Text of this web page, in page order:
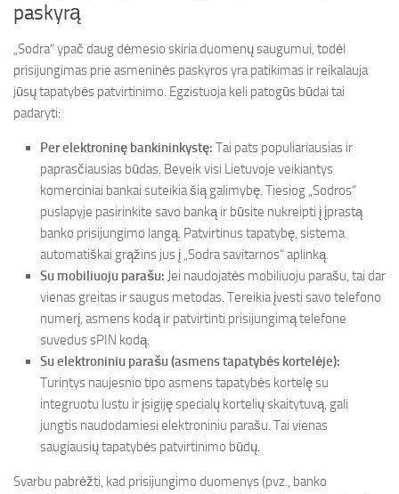
paskyrą
„Sodra“ ypač daug dėmesio skiria duomenų saugumui, todėl
prisijungimas prie asmeninės paskyros yra patikimas ir reikalauja
jūsų tapatybės patvirtinimo. Egzistuoja keli patogūs būdai tai
padaryti:
Per elektroninę bankininkystę: Tai pats populiariausias ir
paprasčiausias būdas. Beveik visi Lietuvoje veikiantys
komerciniai bankai suteikia šią galimybę. Tiesiog „Sodros“
puslapyje pasirinkite savo banką ir būsite nukreipti į įprastą
banko prisijungimo langą. Patvirtinus tapatybę, sistema
automatiškai grąžins jus į „Sodra savitarnos“ aplinką.
Su mobiliuoju parašu: Jei naudojatės mobiliuoju parašu, tai dar
vienas greitas ir saugus metodas. Tereikia įvesti savo telefono
numerį, asmens kodą ir patvirtinti prisijungimą telefone
suvedus sPIN kodą.
Su elektroniniu parašu (asmens tapatybės kortelėje):
Turintys naujesnio tipo asmens tapatybės kortelę su
integruotu lustu ir įsigiję specialų kortelių skaitytuvą, gali
jungtis naudodamiesi elektroniniu parašu. Tai vienas
saugiausių tapatybės patvirtinimo būdų.
Svarbu pabrėžti, kad prisijungimo duomenys (pvz., banko